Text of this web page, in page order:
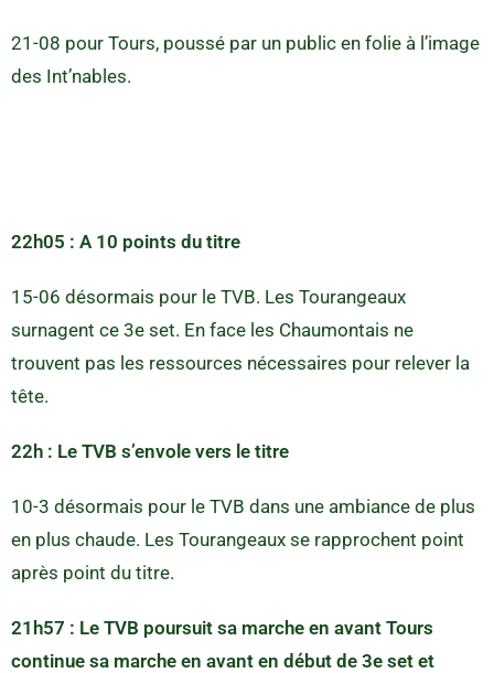
21-08 pour Tours, poussé par un public en folie à l’image
des Int’nables.
22h05 : A 10 points du titre
15-06 désormais pour le TVB. Les Tourangeaux
surnagent ce 3e set. En face les Chaumontais ne
trouvent pas les ressources nécessaires pour relever la
tête.
22h : Le TVB s’envole vers le titre
10-3 désormais pour le TVB dans une ambiance de plus
en plus chaude. Les Tourangeaux se rapprochent point
après point du titre.
21h57 : Le TVB poursuit sa marche en avant Tours
continue sa marche en avant en début de 3e set et